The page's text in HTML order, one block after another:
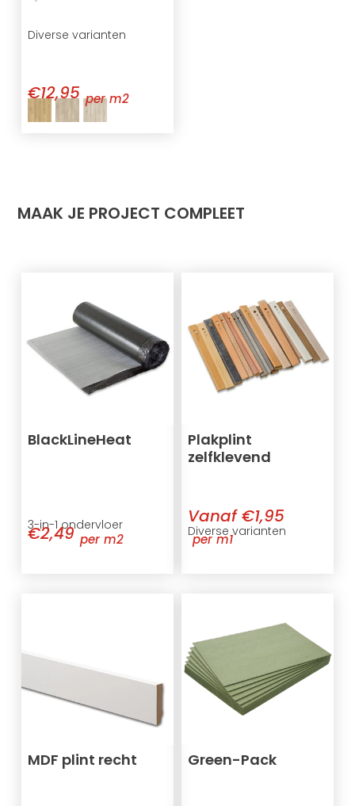
Diverse varianten
€12,95 per m2
MAAK JE PROJECT COMPLEET
BlackLineHeat
3-in-1 ondervloer
€2,49 per m2
Plakplint
zelfklevend
Diverse varianten
Vanaf €1,95
per m1
MDF plint recht Green-Pack